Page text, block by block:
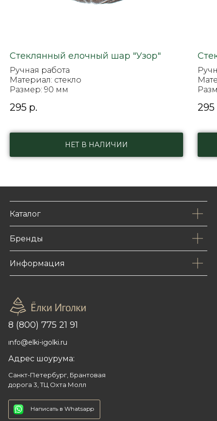
Стеклянный елочный шар "Узор"
Ручная работа
Материал: стекло
Размер: 90 мм
295 р.
НЕТ В НАЛИЧИИ
295
Каталог
Бренды
Информация
Написать в Whatsapp
8 (800) 775 21 91
info@elki-igolki.ru
Адрес шоурума:
Санкт-Петербург, Брантовая
дорога 3, ТЦ Охта Молл